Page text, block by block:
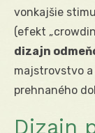
vonkajšie
(efekt
dizajn
majstrovstvo
prehnaného
Dizajn